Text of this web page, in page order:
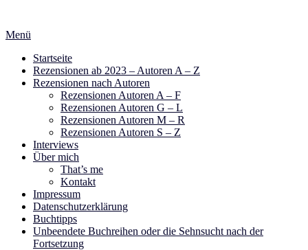
springen
Menü
Startseite
Rezensionen ab 2023 – Autoren A – Z
Rezensionen nach Autoren
Rezensionen Autoren A – F
Rezensionen Autoren G – L
Rezensionen Autoren M – R
Rezensionen Autoren S – Z
Interviews
Über mich
That’s me
Kontakt
Impressum
Datenschutzerklärung
Buchtipps
Unbeendete Buchreihen oder die Sehnsucht nach der
Fortsetzung